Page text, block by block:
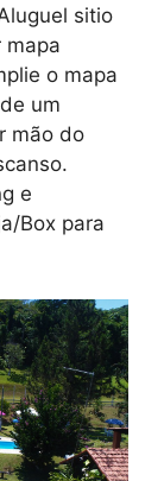
sitio
mapa
o mapa
um
mão do
e
Box para